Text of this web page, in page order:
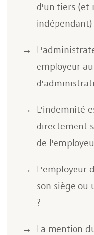
d'un tiers (et
indépendant)
employeur
L'indemnité
directement
de
L'employeur
son siège ou
?
La mention